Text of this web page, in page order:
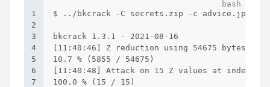
1
2
3
4
5
6
7
$ ../bkcrack -C secrets.zip -c advice.jpg -P
bkcrack 1.3.1 - 2021-08-16
[11:40:46] Z reduction using 54675 bytes of
10.7 % (5855 / 54675)
[11:40:48] Attack on 15 Z values at index
100.0 % (15 / 15)